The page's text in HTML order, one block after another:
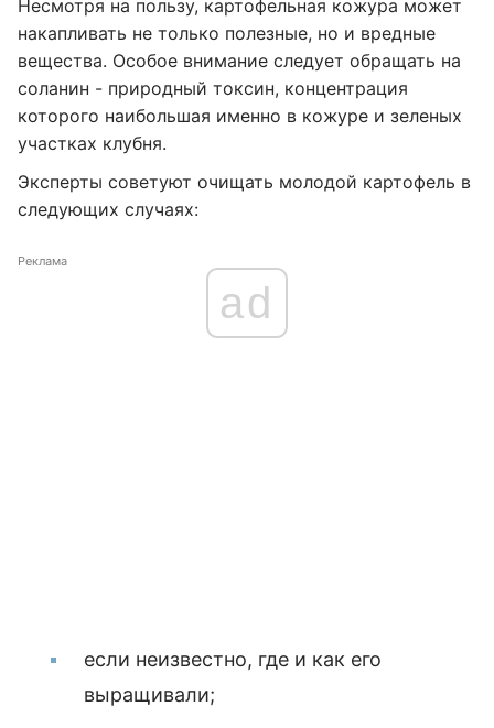
Несмотря на пользу, картофельная кожура может
накапливать не только полезные, но и вредные
вещества. Особое внимание следует обращать на
соланин - природный токсин, концентрация
которого наибольшая именно в кожуре и зеленых
участках клубня.
Эксперты советуют очищать молодой картофель в
следующих случаях:
Реклама
ad
если неизвестно, где и как его
выращивали;